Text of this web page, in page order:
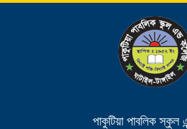
পাকুটিয়া পাবলিক স্কুল